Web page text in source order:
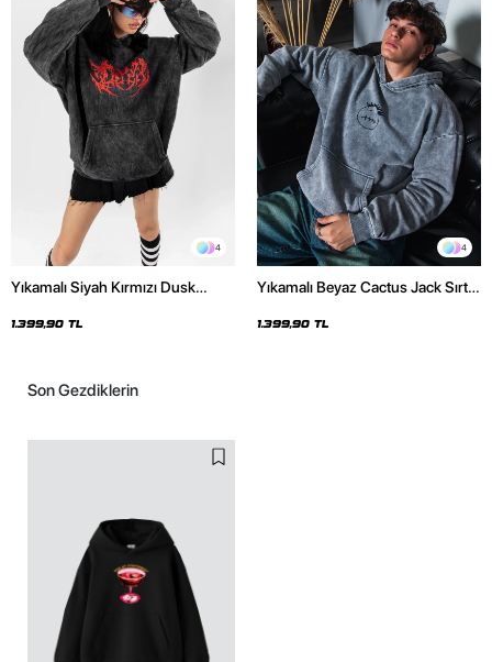
4
Yıkamalı Siyah Kırmızı Dusk
1.399,90 TL
4
Yıkamalı Beyaz Cactus Jack Sırt
1.399,90 TL
Son Gezdiklerin